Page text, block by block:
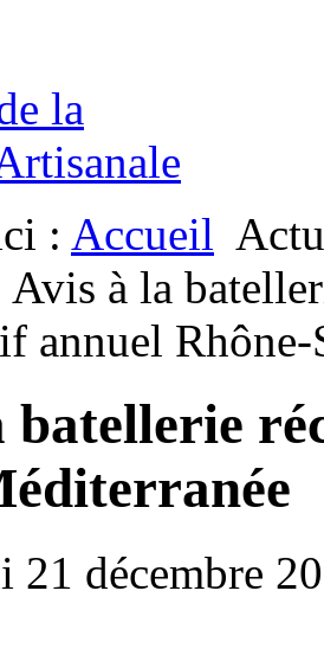
la
: Accueil
Avis à la
annuel Rhône-
batellerie
21 décembre